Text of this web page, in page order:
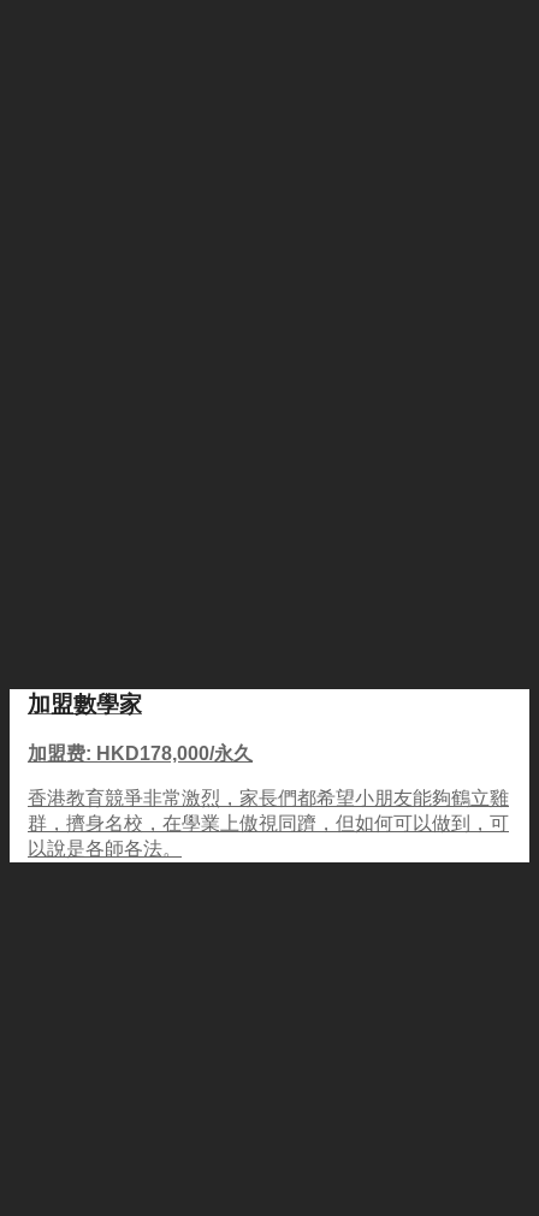
加盟數學家
加盟费: HKD178,000/永久
香港教育競爭非常激烈，家長們都希望小朋友能夠鶴立雞
群，擠身名校，在學業上傲視同躋，但如何可以做到，可
以說是各師各法。